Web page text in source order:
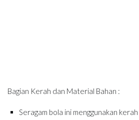
Bagian Kerah dan Material Bahan :
Seragam bola ini menggunakan